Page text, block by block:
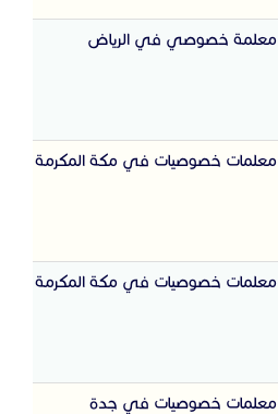
معلمة خصوصي في الرياض
معلمات خصوصيات في مكة المكرمة
معلمات خصوصيات في مكة المكرمة
معلمات خصوصيات في جدة